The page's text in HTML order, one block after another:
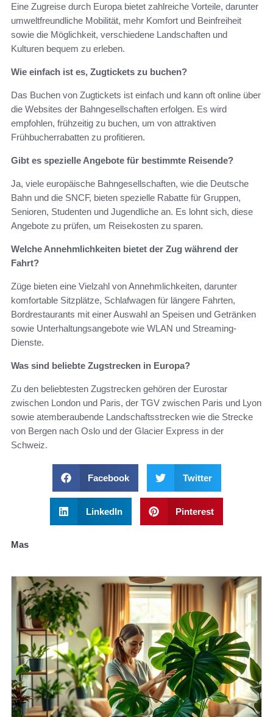
Eine Zugreise durch Europa bietet zahlreiche Vorteile, darunter
umweltfreundliche Mobilität, mehr Komfort und Beinfreiheit
sowie die Möglichkeit, verschiedene Landschaften und
Kulturen bequem zu erleben.
Wie einfach ist es, Zugtickets zu buchen?
Das Buchen von Zugtickets ist einfach und kann oft online über
die Websites der Bahngesellschaften erfolgen. Es wird
empfohlen, frühzeitig zu buchen, um von attraktiven
Frühbucherrabatten zu profitieren.
Gibt es spezielle Angebote für bestimmte Reisende?
Ja, viele europäische Bahngesellschaften, wie die Deutsche
Bahn und die SNCF, bieten spezielle Rabatte für Gruppen,
Senioren, Studenten und Jugendliche an. Es lohnt sich, diese
Angebote zu prüfen, um Reisekosten zu sparen.
Welche Annehmlichkeiten bietet der Zug während der
Fahrt?
Züge bieten eine Vielzahl von Annehmlichkeiten, darunter
komfortable Sitzplätze, Schlafwagen für längere Fahrten,
Bordrestaurants mit einer Auswahl an Speisen und Getränken
sowie Unterhaltungsangebote wie WLAN und Streaming-
Dienste.
Was sind beliebte Zugstrecken in Europa?
Zu den beliebtesten Zugstrecken gehören der Eurostar
zwischen London und Paris, der TGV zwischen Paris und Lyon
sowie atemberaubende Landschaftsstrecken wie die Strecke
von Bergen nach Oslo und der Glacier Express in der
Schweiz.
Facebook Twitter
LinkedIn Pinterest
Mas